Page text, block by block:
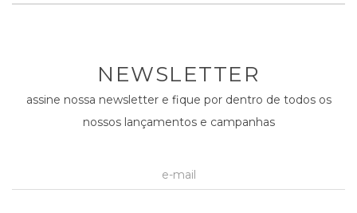
NEWSLETTER
assine nossa newsletter e fique por dentro de todos os
nossos lançamentos e campanhas